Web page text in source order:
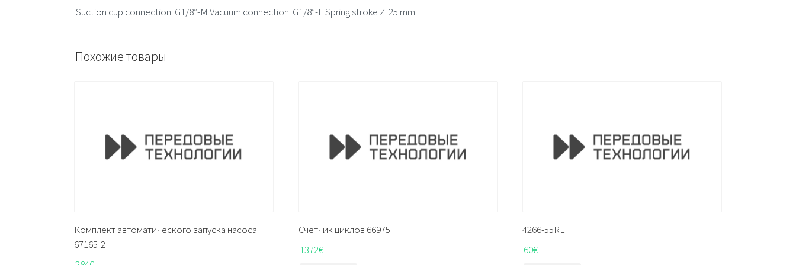
Suction cup connection: G1/8″-M Vacuum connection: G1/8″-F Spring stroke Z: 25 mm
Похожие товары
Комплект автоматического запуска насоса
67165-2
Счетчик циклов 66975
1372€
4266-55RL
60€